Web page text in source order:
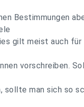
Bestimmungen
gilt meist auch
vorschreiben.
sollte man sich so